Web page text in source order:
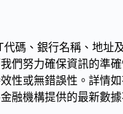
碼、銀行名稱、地址
們努力確保資訊的準
性或無錯誤性。詳情
融機構提供的最新數據